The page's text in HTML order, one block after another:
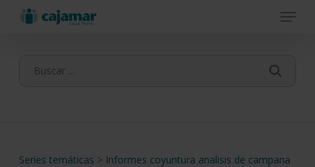
Menu
Series temáticas > Informes coyuntura analisis de campana